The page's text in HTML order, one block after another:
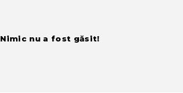
Nimic nu a fost găsit!